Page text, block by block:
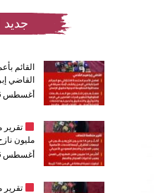
جديد
القائم
القاضي
أغسطس 5, 2026
تقرير
مليون
أغسطس 5, 2026
تقرير